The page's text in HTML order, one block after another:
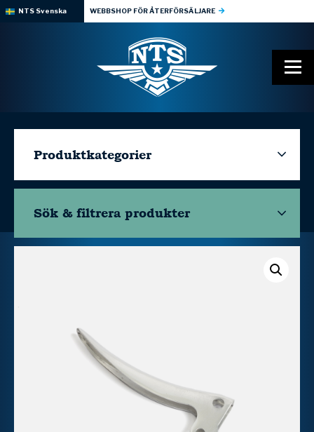
NTS Svenska WEBBSHOP FÖR ÅTERFÖRSÄLJARE
Produktkategorier
Sök & filtrera produkter